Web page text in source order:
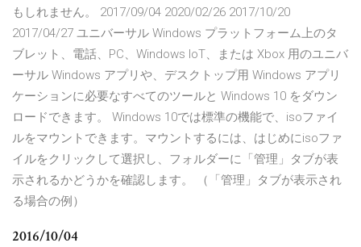
もしれません。 2017/09/04 2020/02/26 2017/10/20
2017/04/27 ユニバーサル Windows プラットフォーム上のタ
ブレット、電話、PC、Windows IoT、または Xbox 用のユニバ
ーサル Windows アプリや、デスクトップ用 Windows アプリ
ケーションに必要なすべてのツールと Windows 10 をダウン
ロードできます。 Windows 10では標準の機能で、isoファイ
ルをマウントできます。マウントするには、はじめにisoファ
イルをクリックして選択し、フォルダーに「管理」タブが表
示されるかどうかを確認します。 （「管理」タブが表示され
る場合の例）
2016/10/04